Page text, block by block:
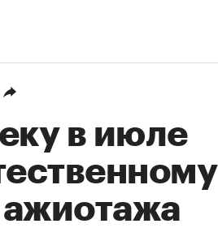
в июле